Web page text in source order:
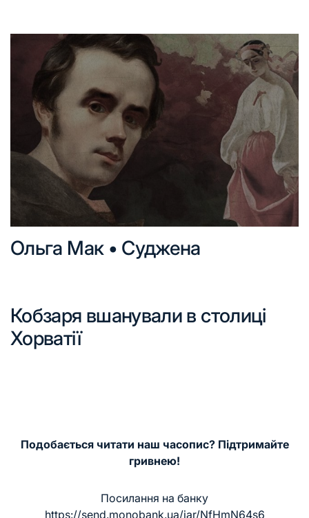
Ольга Мак • Суджена
Кобзаря вшанували в столиці
Хорватії
Подобається читати наш часопис? Підтримайте
гривнею!
Посилання на банку
https://send.monobank.ua/jar/NfHmN64s6